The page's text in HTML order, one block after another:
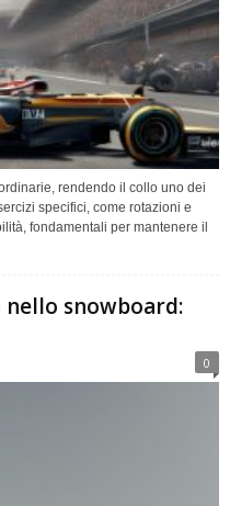
rendendo il collo uno dei
specifici, come rotazioni e
fondamentali per mantenere il
snowboard:
0